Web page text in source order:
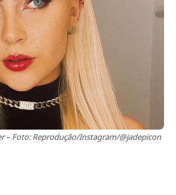
– Foto: Reprodução/Instagram/@jadepicon